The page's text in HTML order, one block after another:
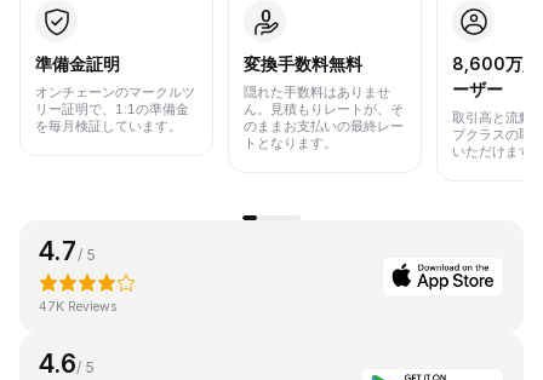
準備金証明
オンチェーンのマークルツ
リー証明で、1:1の準備金
を毎月検証しています。
変換手数料無料
隠れた手数料はありませ
ん。見積もりレートが、そ
のままお支払いの最終レー
トとなります。
8,600万人
ーザー
取引高と流動
プクラスの取
いただけます
4.7/ 5
47K Reviews
4.6/ 5